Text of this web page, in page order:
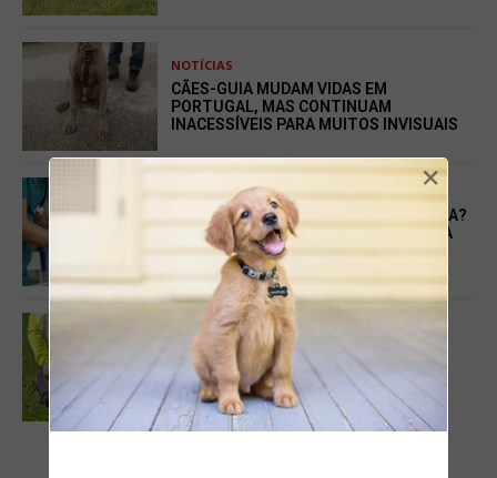
NOTÍCIAS
CÃES-GUIA MUDAM VIDAS EM
PORTUGAL, MAS CONTINUAM
INACESSÍVEIS PARA MUITOS INVISUAIS
NOTÍCIAS
LICENÇA PARA URGÊNCIA VETERINÁRIA?
O DEBATE QUE ESTÁ A GANHAR FORÇA
ENTRE OS TUTORES DE ANIMAIS EM
PORTUGAL
NOTÍCIAS
BICAMPEÃO NACIONAL DE PISTAGEM:
TREINADOR ALGARVIO FAZ HISTÓRIA
COM UM AUSTRALIAN KELPIE
×